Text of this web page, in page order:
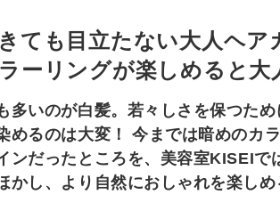
ても目立たない大人ヘア
ーリングが楽しめると大
多いのが白髪。若々しさを保つた
めるのは大変！ 今までは暗めのカ
ンだったところを、美容室KISEIで
かし、より自然におしゃれを楽し